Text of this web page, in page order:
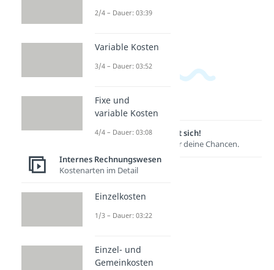
Lernen lohnt sich!
Entdecke hier deine Chancen.
2/4 – Dauer: 03:39
Variable Kosten
3/4 – Dauer: 03:52
Fixe und
variable Kosten
4/4 – Dauer: 03:08
Internes Rechnungswesen
Kostenarten im Detail
Einzelkosten
1/3 – Dauer: 03:22
Einzel- und
Gemeinkosten